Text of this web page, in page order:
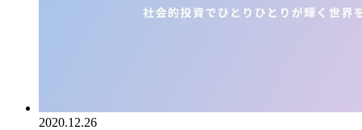
2020.12.26